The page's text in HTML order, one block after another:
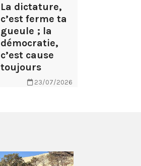
La dictature,
c’est ferme ta
gueule ; la
démocratie,
c’est cause
toujours
23/07/2026